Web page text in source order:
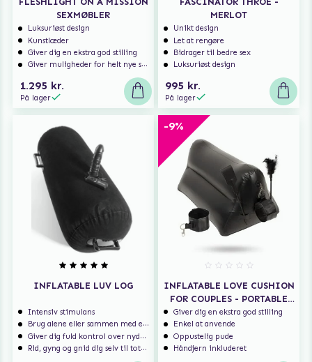
SEXMØBLER
Luksuriøst design
Kunstlæder
Giver dig en ekstra god stilling
Giver muligheder for helt nye spændende stillinger
1.295 kr.
På lager
MERLOT
Unikt design
Let at rengøre
Bidrager til bedre sex
Luksuriøst design
995 kr.
På lager
INFLATABLE LUV LOG
Intensiv stimulans
Brug alene eller sammen med en partner
Giver dig fuld kontrol over nydelsen
Rid, gyng og gnid dig selv til total tilfredshed
-9%
INFLATABLE LOVE CUSHION
FOR COUPLES - PORTABLE
TRIANGLE CHUSHION
Giver dig en ekstra god stilling
Enkel at anvende
Oppustelig pude
Håndjern inkluderet